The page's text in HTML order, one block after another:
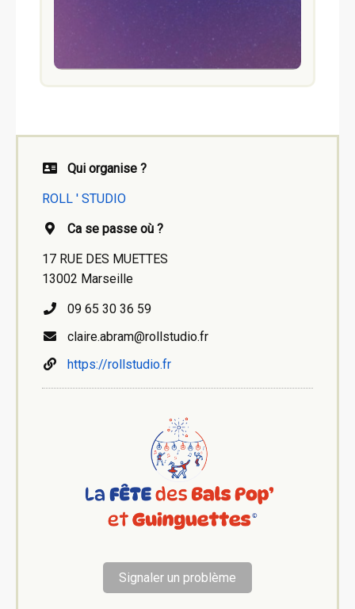
Qui organise ?
ROLL ' STUDIO
Ca se passe où ?
17 RUE DES MUETTES
13002 Marseille
09 65 30 36 59
claire.abram@rollstudio.fr
https://rollstudio.fr
Signaler un problème